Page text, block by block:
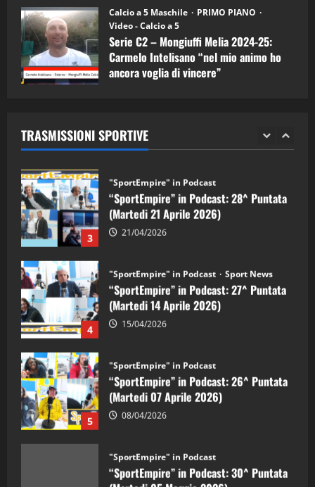
Calcio a 5 Maschile
PRIMO PIANO
Video - Calcio a 5
Serie C2 – Mongiuffi Melia 2024-25:
Carmelo Intelisano “nel mio animo ho
ancora voglia di vincere”
TRASMISSIONI SPORTIVE
1
“SportEmpire” in Podcast: 30^ Puntata
(Martedi 05 Maggio 2026)
08/05/2026
2 28/04/2026
3
"SportEmpire" in Podcast
“SportEmpire” in Podcast: 28^ Puntata
(Martedi 21 Aprile 2026)
21/04/2026
4
"SportEmpire" in Podcast Sport News
“SportEmpire” in Podcast: 27^ Puntata
(Martedi 14 Aprile 2026)
15/04/2026
5
"SportEmpire" in Podcast
“SportEmpire” in Podcast: 26^ Puntata
(Martedi 07 Aprile 2026)
08/04/2026
"SportEmpire" in Podcast
“SportEmpire” in Podcast: 30^ Puntata
(Martedi 05 Maggio 2026)